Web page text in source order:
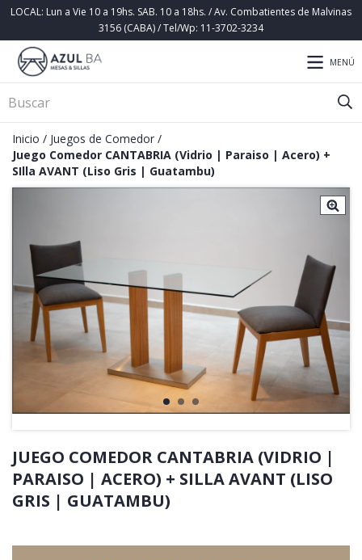
LOCAL: Lun a Vie 10 a 19hs. SAB. 10 a 18hs. / Av. Combatientes de Malvinas
3156 (CABA) / Tel/Wp: 11-3702-3234
MENÚ
Inicio / Juegos de Comedor /
Juego Comedor CANTABRIA (Vidrio | Paraiso | Acero) +
SIlla AVANT (Liso Gris | Guatambu)
JUEGO COMEDOR CANTABRIA (VIDRIO |
PARAISO | ACERO) + SILLA AVANT (LISO
GRIS | GUATAMBU)